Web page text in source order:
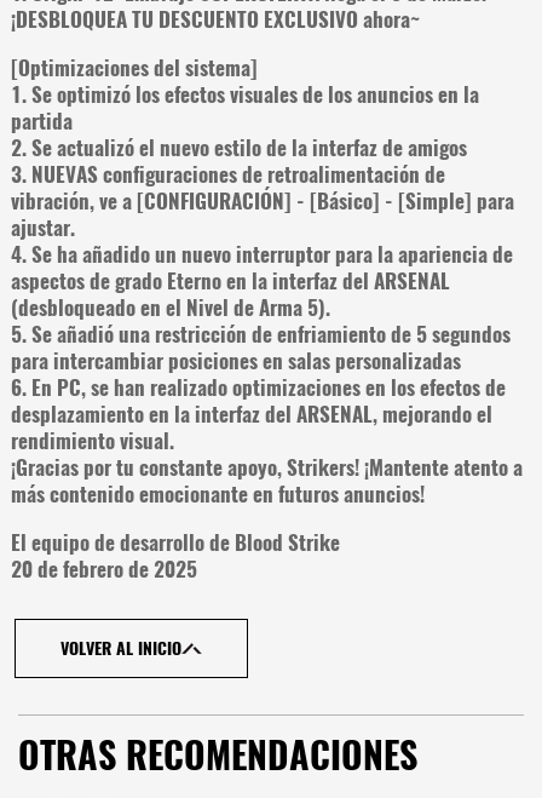
¡DESBLOQUEA TU DESCUENTO EXCLUSIVO ahora~
[Optimizaciones del sistema]
1. Se optimizó los efectos visuales de los anuncios en la
partida
2. Se actualizó el nuevo estilo de la interfaz de amigos
3. NUEVAS configuraciones de retroalimentación de
vibración, ve a [CONFIGURACIÓN] - [Básico] - [Simple] para
ajustar.
4. Se ha añadido un nuevo interruptor para la apariencia de
aspectos de grado Eterno en la interfaz del ARSENAL
(desbloqueado en el Nivel de Arma 5).
5. Se añadió una restricción de enfriamiento de 5 segundos
para intercambiar posiciones en salas personalizadas
6. En PC, se han realizado optimizaciones en los efectos de
desplazamiento en la interfaz del ARSENAL, mejorando el
rendimiento visual.
¡Gracias por tu constante apoyo, Strikers! ¡Mantente atento a
más contenido emocionante en futuros anuncios!
El equipo de desarrollo de Blood Strike
20 de febrero de 2025
VOLVER AL INICIO
OTRAS RECOMENDACIONES